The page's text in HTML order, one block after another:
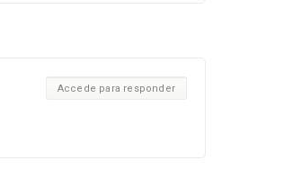
Accede para responder